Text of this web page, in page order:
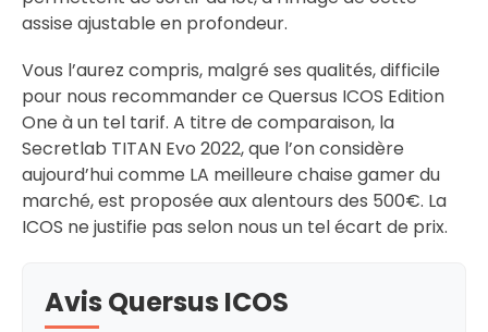
assise ajustable en profondeur.
Vous l’aurez compris, malgré ses qualités, difficile
pour nous recommander ce Quersus ICOS Edition
One à un tel tarif. A titre de comparaison, la
Secretlab TITAN Evo 2022, que l’on considère
aujourd’hui comme LA meilleure chaise gamer du
marché, est proposée aux alentours des 500€. La
ICOS ne justifie pas selon nous un tel écart de prix.
Avis Quersus ICOS